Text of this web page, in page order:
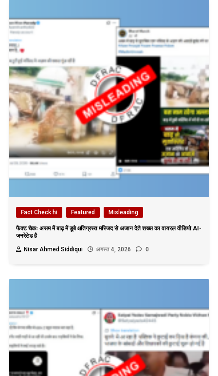
Fact Check hi Featured Misleading
फैक्ट चेकः असम में बाढ़ में डूबे क्षतिग्रस्त मस्जिद से अजान देते शख्स का वायरल वीडियो AI-
जनरेटेड है
Nisar Ahmed Siddiqui
अगस्त 4, 2026 0